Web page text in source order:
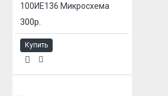
100ИЕ136 Микросхема
300р.
Купить